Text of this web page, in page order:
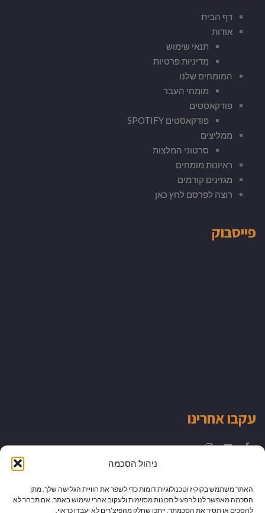
ניהול הסכמה
האתר משתמש בקוקיז וטכנולוגיות דומות כדי לשפר את חוויית הגלישה שלך. מתן
הסכמה מאפשר לנו להפעיל תכונות מסוימות ולעקוב אחרי שימוש באתר. אם תבחר לא
להסכים או תסיר את הסכמתך, ייתכן שחלק מהפיצ’רים לא יעבדו כראוי.
דף הבית
אודות
תנאי שימוש
מדיניות פרטיות
המומחים שלנו
מומחי העבר
פודקאסטים
פודקאסטים SPOTIFY
ממליצים
סרטוני המלצות
ראיונות מומחים
מגזינים קודמים
רוצה לפרסם לחץ כאן
פייסבוק
עקבו אחרינו